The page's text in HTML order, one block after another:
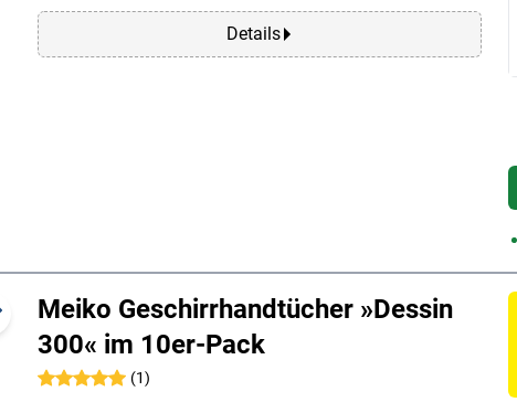
Details
Meiko Geschirrhandtücher »Dessin
300« im 10er-Pack
(1)